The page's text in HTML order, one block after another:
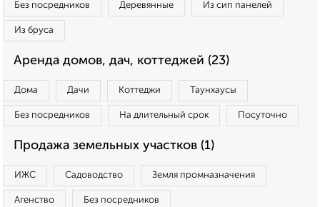
Без посредников Деревянные Из сип панелей
Из бруса
Аренда домов, дач, коттеджей (23)
Дома Дачи Коттеджи Таунхаусы
Без посредников На длительный срок Посуточно
Продажа земельных участков (1)
ИЖС Садоводство Земля промназначения
Агенство Без посредников